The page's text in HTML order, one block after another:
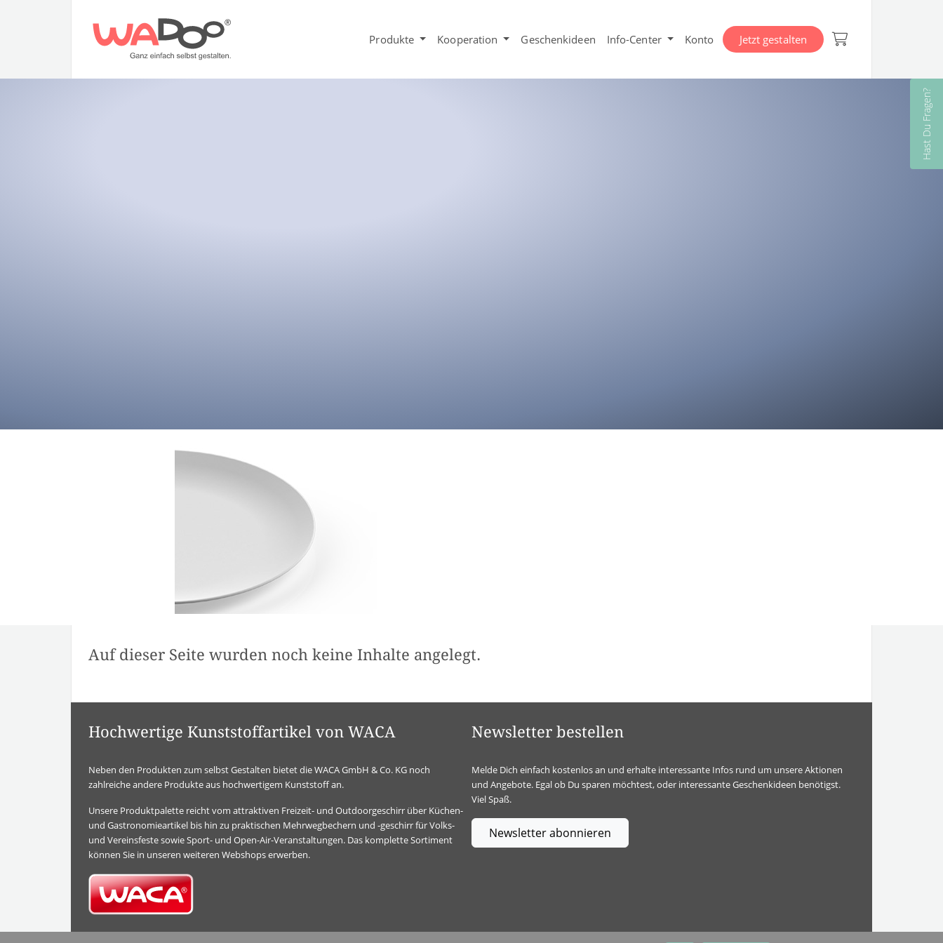
Produkte Kooperation Geschenkideen Info-Center Konto Jetzt gestalten
Hast Du Fragen?
Auf dieser Seite wurden noch keine Inhalte angelegt.
Hochwertige Kunststoffartikel von WACA
Neben den Produkten zum selbst Gestalten bietet die WACA GmbH & Co. KG noch
zahlreiche andere Produkte aus hochwertigem Kunststoff an.
Unsere Produktpalette reicht vom attraktiven Freizeit- und Outdoorgeschirr über Küchen-
und Gastronomieartikel bis hin zu praktischen Mehrwegbechern und -geschirr für Volks-
und Vereinsfeste sowie Sport- und Open-Air-Veranstaltungen. Das komplette Sortiment
können Sie in unseren weiteren Webshops erwerben.
Newsletter bestellen
Melde Dich einfach kostenlos an und erhalte interessante Infos rund um unsere Aktionen
und Angebote. Egal ob Du sparen möchtest, oder interessante Geschenkideen benötigst.
Viel Spaß.
Newsletter abonnieren